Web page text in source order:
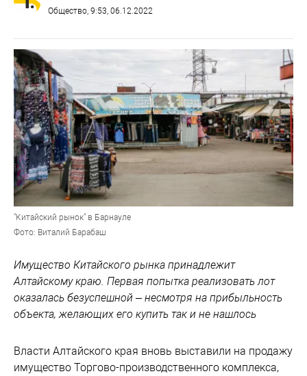
Общество, 9:53, 06.12.2022
"Китайский рынок" в Барнауле
Фото: Виталий Барабаш
Имущество Китайского рынка принадлежит
Алтайскому краю. Первая попытка реализовать лот
оказалась безуспешной – несмотря на прибыльность
объекта, желающих его купить так и не нашлось
Власти Алтайского края вновь выставили на продажу
имущество Торгово-производственного комплекса,